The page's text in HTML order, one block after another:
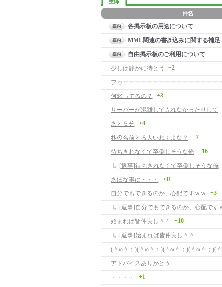
各掲示板の用途について
MML関連の書き込みに関する補足
自由掲示板のご利用について
少しは静かに待とう
+2
何怒ってるの？ +3
サーバーが混雑して入れなかったりして
あと５分 +4
ｵﾚの名前とる人いねぇよな？ +7
待ちきれなくて卒倒しそうな俺 +16
[返事]待ちきれなくて卒倒しそうな俺
あほな事に・・・
+11
自分でもできるのか、心配ですｗｗ +3
[返事]自分でもできるのか、心配です
始まれば皆仲良し＾＾
+10
[返事]始まれば皆仲良し＾＾
アドバイスありがとう
・・・・
+1